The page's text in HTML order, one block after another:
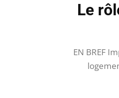
Le
EN BREF